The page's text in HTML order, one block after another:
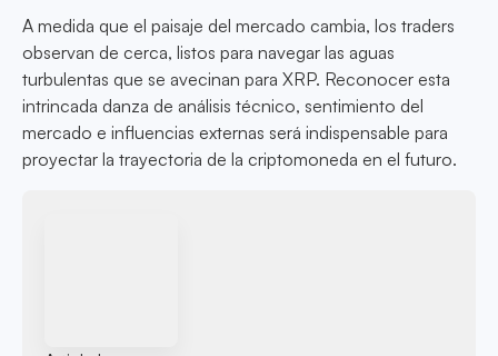
A medida que el paisaje del mercado cambia, los traders
observan de cerca, listos para navegar las aguas
turbulentas que se avecinan para XRP. Reconocer esta
intrincada danza de análisis técnico, sentimiento del
mercado e influencias externas será indispensable para
proyectar la trayectoria de la criptomoneda en el futuro.